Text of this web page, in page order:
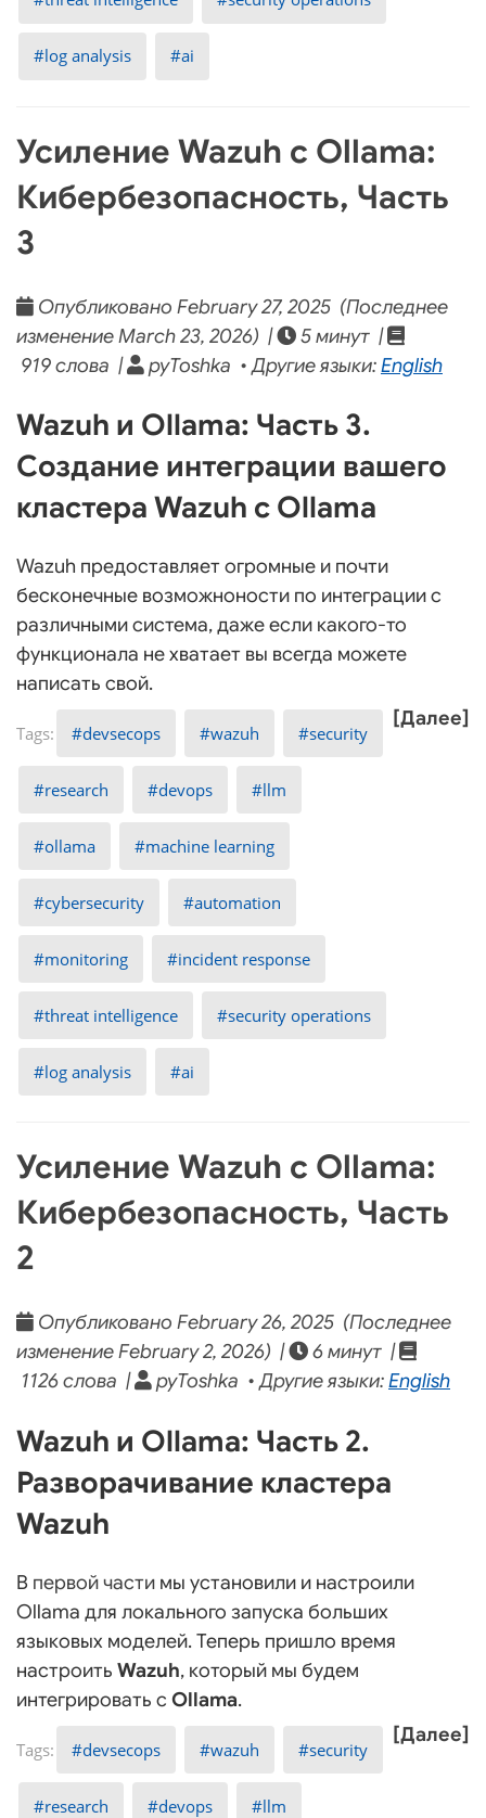
log analysis ai
Усиление Wazuh с Ollama:
Кибербезопасность, Часть
3
Опубликовано February 27, 2025 (Последнее
изменение March 23, 2026) |
5 минут |
919 слова |
pyToshka • Другие языки:English
Wazuh и Ollama: Часть 3.
Создание интеграции вашего
кластера Wazuh с Ollama
Wazuh предоставляет огромные и почти
бесконечные возможноности по интеграции с
различными система, даже если какого-то
функционала не хватает вы всегда можете
написать свой.
[Далее]
devsecops wazuh security
research devops llm
ollama machine learning
cybersecurity automation
monitoring incident response
threat intelligence security operations
log analysis ai
Усиление Wazuh с Ollama:
Кибербезопасность, Часть
2
Опубликовано February 26, 2025 (Последнее
изменение February 2, 2026) |
6 минут |
1126 слова |
pyToshka • Другие языки:English
Wazuh и Ollama: Часть 2.
Разворачивание кластера
Wazuh
В первой части мы установили и настроили
Ollama для локального запуска больших
языковых моделей. Теперь пришло время
настроить Wazuh, который мы будем
интегрировать с Ollama.
[Далее]
devsecops wazuh security
research devops llm